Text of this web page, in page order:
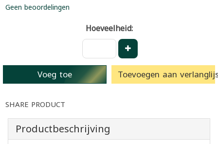
Geen beoordelingen
Hoeveelheid:
Voeg toe Toevoegen aan
SHARE PRODUCT
Productbeschrijving